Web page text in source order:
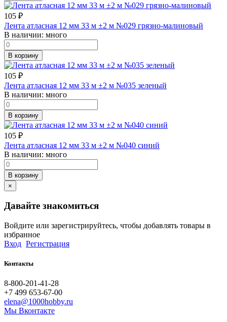
105 ₽
Лента атласная 12 мм 33 м ±2 м №029 грязно-малиновый
В наличии: много
В корзину
105 ₽
Лента атласная 12 мм 33 м ±2 м №035 зеленый
В наличии: много
В корзину
105 ₽
Лента атласная 12 мм 33 м ±2 м №040 синий
В наличии: много
В корзину
×
Давайте знакомиться
Войдите или зарегистрируйтесь, чтобы добавлять товары в
избранное
Вход Регистрация
Контакты
8-800-201-41-28
+7 499 653-67-00
elena@1000hobby.ru
Мы Вконтакте